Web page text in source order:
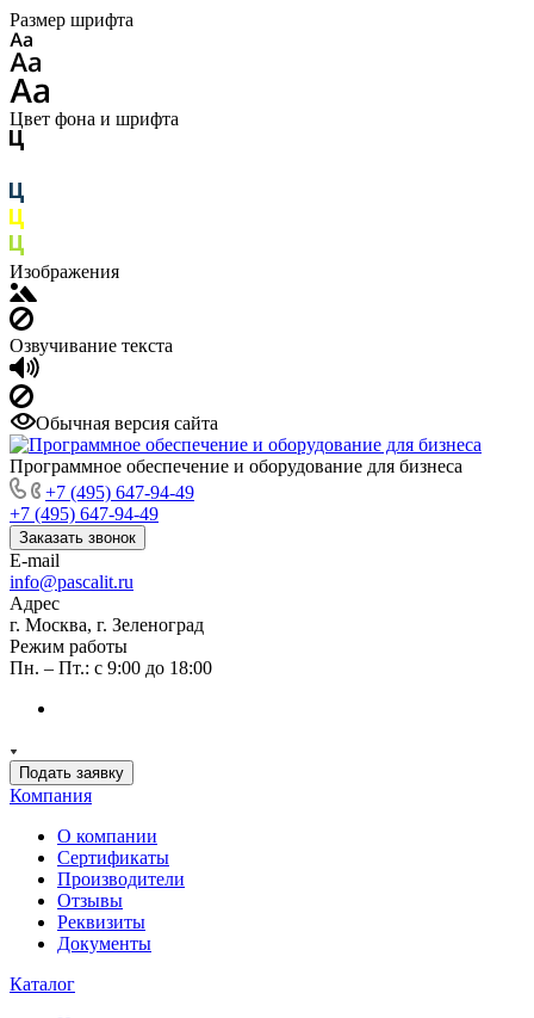
Размер шрифта
Цвет фона и шрифта
Изображения
Озвучивание текста
Обычная версия сайта
Программное обеспечение и оборудование для бизнеса
+7 (495) 647-94-49
+7 (495) 647-94-49
Заказать звонок
E-mail
info@pascalit.ru
Адрес
г. Москва, г. Зеленоград
Режим работы
Пн. – Пт.: с 9:00 до 18:00
Подать заявку
Компания
О компании
Сертификаты
Производители
Отзывы
Реквизиты
Документы
Каталог